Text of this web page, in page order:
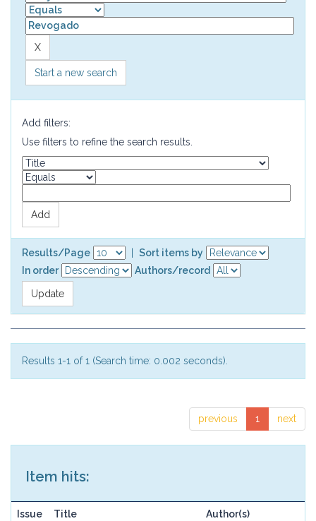
Start a new search
Add filters:
Use filters to refine the search results.
Results/Page
Sort items by
In order
Authors/record
Results 1-1 of 1 (Search time: 0.002 seconds).
previous 1 next
Item hits:
Issue Title Author(s)